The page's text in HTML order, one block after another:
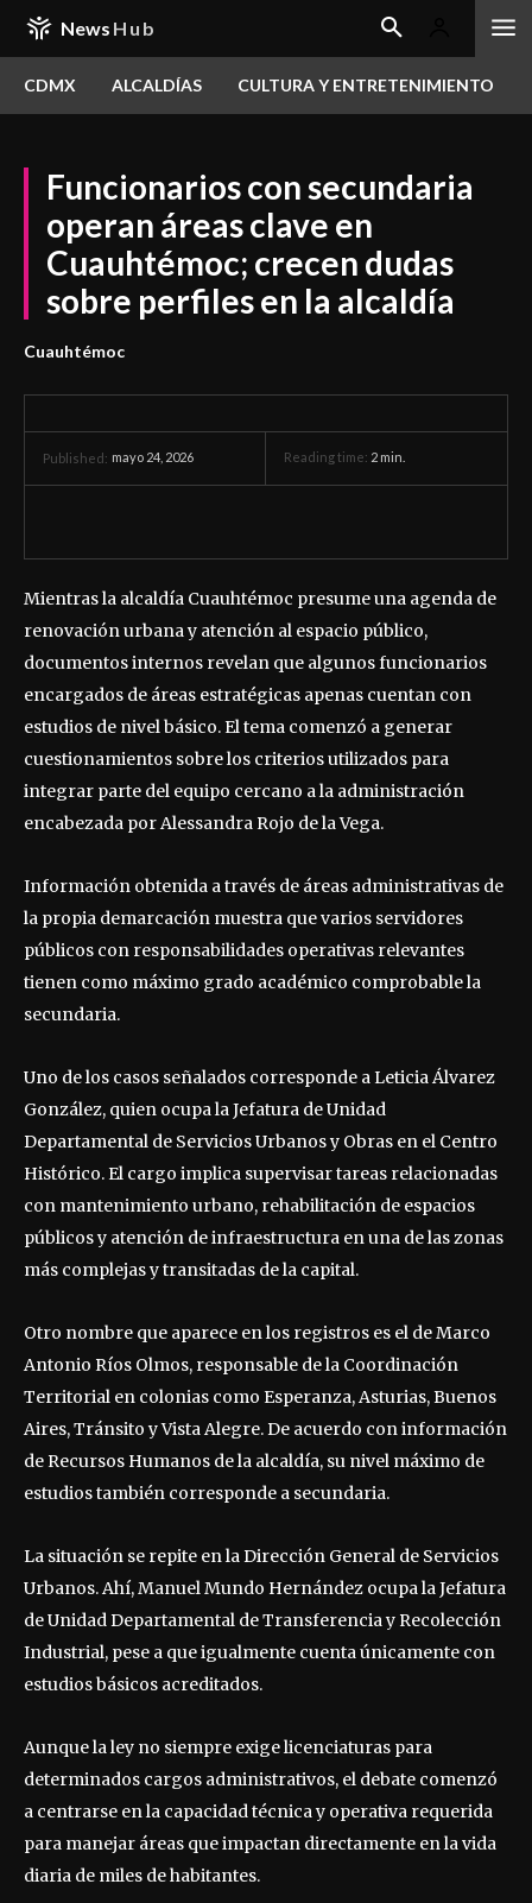
News Hub
CDMX ALCALDÍAS CULTURA Y ENTRETENIMIENTO
Funcionarios con secundaria
operan áreas clave en
Cuauhtémoc; crecen dudas
sobre perfiles en la alcaldía
Cuauhtémoc
Published: mayo 24, 2026 Reading time: 2 min.
Mientras la alcaldía Cuauhtémoc presume una agenda de
renovación urbana y atención al espacio público,
documentos internos revelan que algunos funcionarios
encargados de áreas estratégicas apenas cuentan con
estudios de nivel básico. El tema comenzó a generar
cuestionamientos sobre los criterios utilizados para
integrar parte del equipo cercano a la administración
encabezada por Alessandra Rojo de la Vega.
Información obtenida a través de áreas administrativas de
la propia demarcación muestra que varios servidores
públicos con responsabilidades operativas relevantes
tienen como máximo grado académico comprobable la
secundaria.
Uno de los casos señalados corresponde a Leticia Álvarez
González, quien ocupa la Jefatura de Unidad
Departamental de Servicios Urbanos y Obras en el Centro
Histórico. El cargo implica supervisar tareas relacionadas
con mantenimiento urbano, rehabilitación de espacios
públicos y atención de infraestructura en una de las zonas
más complejas y transitadas de la capital.
Otro nombre que aparece en los registros es el de Marco
Antonio Ríos Olmos, responsable de la Coordinación
Territorial en colonias como Esperanza, Asturias, Buenos
Aires, Tránsito y Vista Alegre. De acuerdo con información
de Recursos Humanos de la alcaldía, su nivel máximo de
estudios también corresponde a secundaria.
La situación se repite en la Dirección General de Servicios
Urbanos. Ahí, Manuel Mundo Hernández ocupa la Jefatura
de Unidad Departamental de Transferencia y Recolección
Industrial, pese a que igualmente cuenta únicamente con
estudios básicos acreditados.
Aunque la ley no siempre exige licenciaturas para
determinados cargos administrativos, el debate comenzó
a centrarse en la capacidad técnica y operativa requerida
para manejar áreas que impactan directamente en la vida
diaria de miles de habitantes.